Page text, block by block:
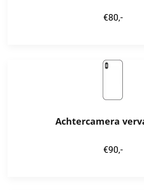
€80,-
Achtercamera
€90,-